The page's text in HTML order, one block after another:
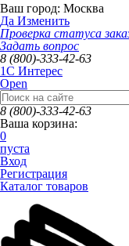
Ваш город: Москва
Да Изменить
Проверка статуса
Задать вопрос
8 (800)-333-42-63
1C Интерес
Open
8 (800)-333-42-63
Ваша корзина:
0
пуста
Вход
Регистрация
Каталог товаров